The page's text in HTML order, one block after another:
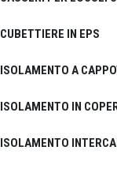
CUBETTIERE IN EPS
ISOLAMENTO A
ISOLAMENTO IN
ISOLAMENTO